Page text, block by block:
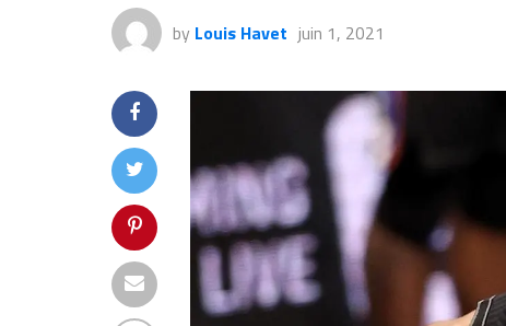
by Louis Havet juin 1, 2021